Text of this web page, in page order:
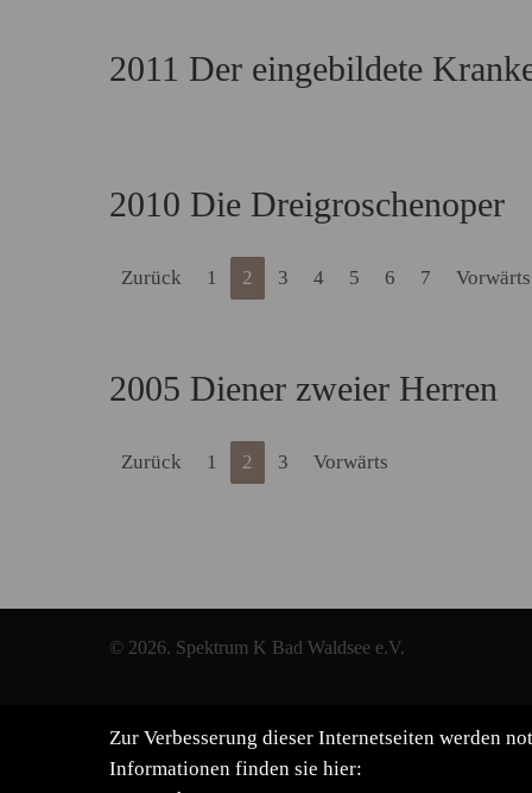
2011 Der eingebildete
2010 Die Dreigroschenoper
Zurück 1 2 3 4 5 6 7 Vorwärts
2005 Diener zweier Herren
Zurück 1 2 3 Vorwärts
© 2026. Spektrum K Bad Waldsee e.V.
Zur Verbesserung dieser Internetseiten werden
Informationen finden sie hier: